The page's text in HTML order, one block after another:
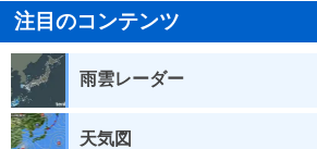
注目のコンテンツ
雨雲レーダー
天気図